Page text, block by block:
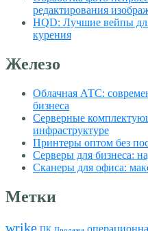
редактирования
HQD: Лучшие вейпы
курения
Железо
Облачная АТС:
бизнеса
Серверные
инфраструктуре
Принтеры оптом без
Серверы для бизнеса:
Сканеры для офиса:
Метки
wrike